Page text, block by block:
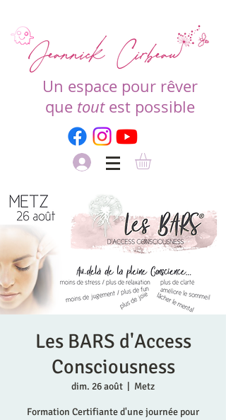
Un espace pour rêver
que tout est possible
Les BARS d'Access
Consciousness
dim. 26 août Metz
Formation Certifiante d'une journée pour